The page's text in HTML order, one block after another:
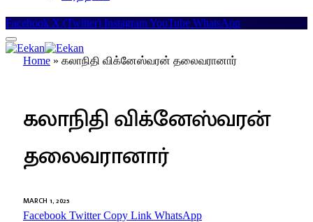
Facebook X (Twitter) InstagramYouTube WhatsApp
Home » கலாநிதி விக்னேஸ்வரன் தலைவரானார்
கலாநிதி விக்னேஸ்வரன்
தலைவரானார்
MARCH 1, 2025
Facebook Twitter Copy Link WhatsApp